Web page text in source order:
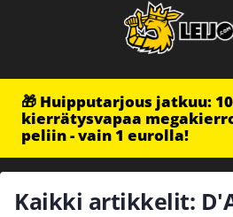
🎁 Huipputarjous jatkuu:
kierrätysvapaa
peliin - vain 1 eurolla!
Kaikki artikkelit: